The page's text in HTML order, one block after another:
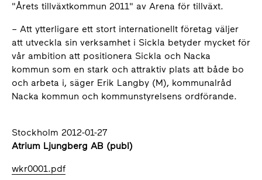
"Årets tillväxtkommun 2011" av Arena för tillväxt.
– Att ytterligare ett stort internationellt företag väljer
att utveckla sin verksamhet i Sickla betyder mycket för
vår ambition att positionera Sickla och Nacka
kommun som en stark och attraktiv plats att både bo
och arbeta i, säger Erik Langby (M), kommunalråd
Nacka kommun och kommunstyrelsens ordförande.
Stockholm 2012-01-27
Atrium Ljungberg AB (publ)
wkr0001.pdf